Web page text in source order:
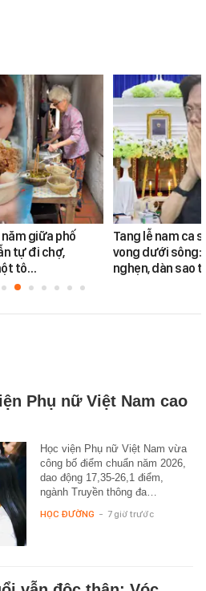
giữa phố
tự đi chợ,
tô…
Tang lễ nam ca
vong dưới sông:
nghẹn, dàn sao
Phụ nữ Việt Nam cao
Học viện Phụ nữ Việt Nam vừa
công bố điểm chuẩn năm 2026,
dao động 17,35-26,1 điểm,
ngành Truyền thông đa…
HỌC ĐƯỜNG - 7 giờ trước